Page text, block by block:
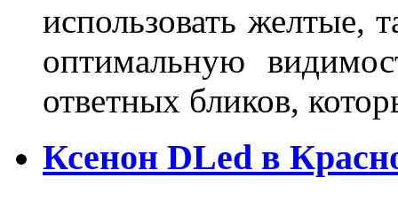
использовать желтые,
оптимальную
ответных бликов,
Ксенон DLed в